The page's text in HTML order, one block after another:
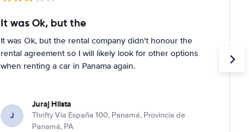
It was Ok, but the
It was Ok, but the rental company didn't honour the
rental agreement so I will likely look for other options
when renting a car in Panama again.
J
Juraj Hlista
Thrifty Vía España 100, Panamá, Provincia de
Panamá, PA